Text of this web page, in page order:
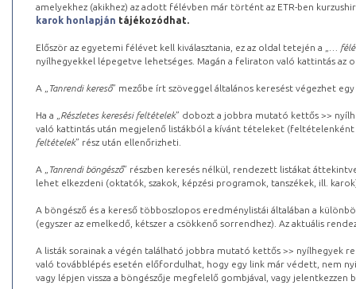
amelyekhez (akikhez) az adott félévben már történt az ETR-ben
karok honlapján tájékozódhat.
Először az egyetemi félévet kell kiválasztania, ez az oldal tetején a „
…
nyílhegyekkel lépegetve lehetséges. Magán a feliraton való kattintás az
A „ Tanrendi kereső” mezőbe írt szöveggel általános keresést végezhet
Ha a „ Részletes keresési feltételek” dobozt a jobbra mutató kettős >>
való kattintás után megjelenő listákból a kívánt tételeket (feltételenként
feltételek” rész után ellenőrizheti.
A „ Tanrendi böngésző” részben keresés nélkül, rendezett listákat
lehet elkezdeni (oktatók, szakok, képzési programok, tanszékek, ill.
A böngésző és a kereső többoszlopos eredménylistái általában a
(egyszer az emelkedő, kétszer a csökkenő sorrendhez). Az aktuális
A listák sorainak a végén található jobbra mutató kettős >> nyílhegyek
való továbblépés esetén előfordulhat, hogy egy link már védett, nem
vagy lépjen vissza a böngészője megfelelő gombjával, vagy